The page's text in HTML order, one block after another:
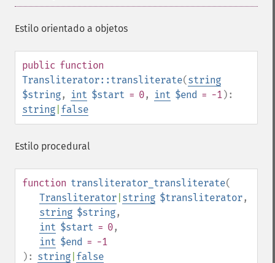
Estilo orientado a objetos
public function
Transliterator::transliterate(string
$string, int $start = 0, int $end = -1):
string false
Estilo procedural
function transliterator_transliterate(
Transliterator string $transliterator,
string $string,
int $start = 0,
int $end = -1
): string false